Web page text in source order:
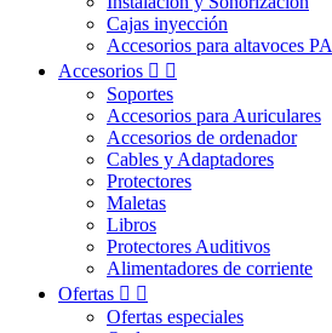
Cajas inyección
Accesorios para altavoces PA
Accesorios  
Soportes
Accesorios para Auriculares
Accesorios de ordenador
Cables y Adaptadores
Protectores
Maletas
Libros
Protectores Auditivos
Alimentadores de corriente
Ofertas  
Ofertas especiales